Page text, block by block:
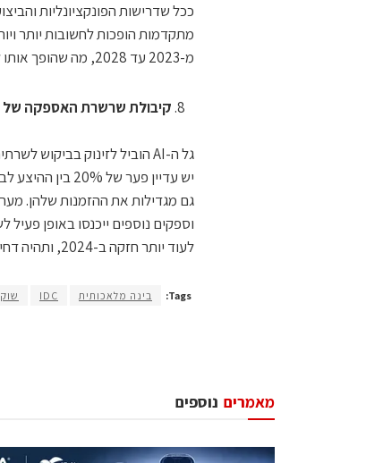
ככל שדרישות הפונקציונליות
מ-2023 עד 2028, מה שהופך אותו לתחום עניין גבוה בשוק בדיקות ואריזת מוליכים למחצה.
קיבולת שרשרת האספקה של CoWos מתרחבת פי שניים, מזרזת אספקת שבבי AI
לעוד יותר חזקה ב-2024, ותהיה דחיפה חשובה לצמיחת אימוץ ה-AI.
Tags: בינה מלאכותית IDC
נוספים מאמרים